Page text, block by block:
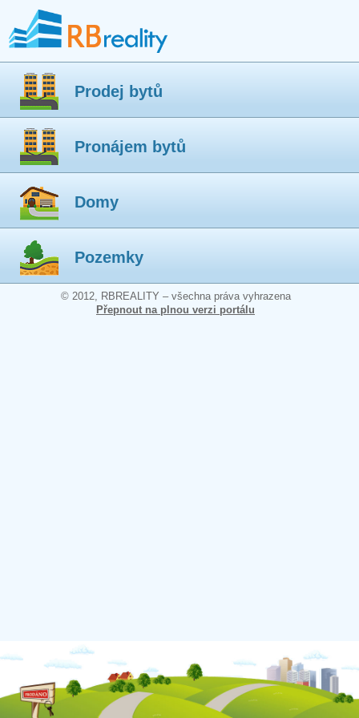
Prodej bytů
Pronájem bytů
Domy
Pozemky
© 2012, RBREALITY – všechna práva vyhrazena
Přepnout na plnou verzi portálu